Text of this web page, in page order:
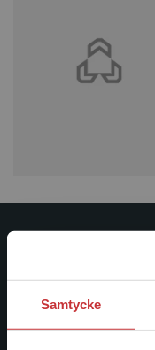
Samtycke
ledande
facklitteratur,